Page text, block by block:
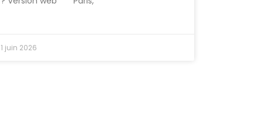
1 juin 2026